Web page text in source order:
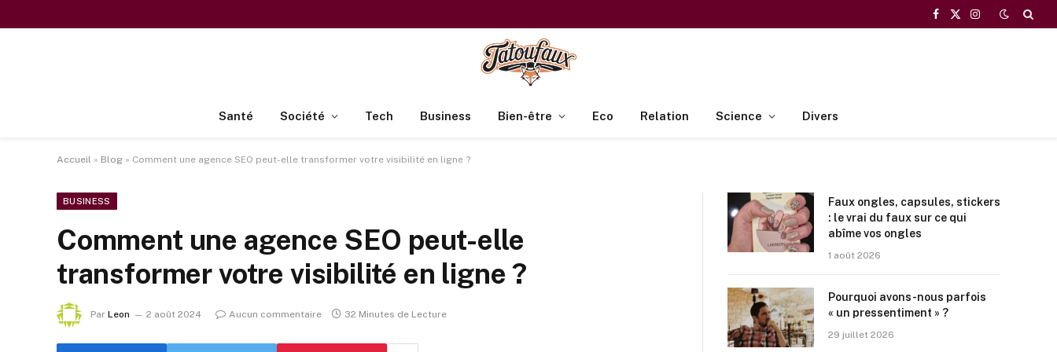
Facebook
X
Instagram
Santé Société Tech Business Bien-être Eco Relation Science Divers
Accueil » Blog » Comment une agence SEO peut-elle transformer votre visibilité en ligne ?
BUSINESS
Comment une agence SEO peut-elle
transformer votre visibilité en ligne ?
Par Leon 2 août 2024 Aucun commentaire 32 Minutes de Lecture
Faux ongles, capsules, stickers
: le vrai du faux sur ce qui
abîme vos ongles
1 août 2026
Pourquoi avons-nous parfois
« un pressentiment » ?
29 juillet 2026